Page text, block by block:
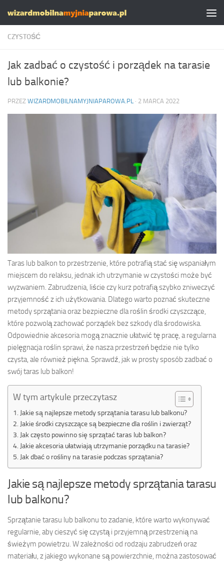
Skip to content
CZYSTOŚĆ
Jak zadbać o czystość i porządek na tarasie
lub balkonie?
PRZEZ WIZARDMOBILNAMYJNIAPAROWA.PL · 2 MARCA 2022
Taras lub balkon to przestrzenie, które potrafią stać się wspaniałym
miejscem do relaksu, jednak ich utrzymanie w czystości może być
wyzwaniem. Zabrudzenia, liście czy kurz potrafią szybko zniweczyć
przyjemność z ich użytkowania. Dlatego warto poznać skuteczne
metody sprzątania oraz bezpieczne dla roślin środki czyszczące,
które pozwolą zachować porządek bez szkody dla środowiska.
Odpowiednie akcesoria mogą znacznie ułatwić tę pracę, a regularna
pielęgnacja roślin sprawi, że nasza przestrzeń będzie nie tylko
czysta, ale również piękna. Sprawdź, jak w prosty sposób zadbać o
swój taras lub balkon!
W tym artykule przeczytasz
Jakie są najlepsze metody sprzątania tarasu lub balkonu?
Jakie środki czyszczące są bezpieczne dla roślin i zwierząt?
Jak często powinno się sprzątać taras lub balkon?
Jakie akcesoria ułatwiają utrzymanie porządku na tarasie?
Jak dbać o rośliny na tarasie podczas sprzątania?
Jakie są najlepsze metody sprzątania tarasu
lub balkonu?
Sprzątanie tarasu lub balkonu to zadanie, które warto wykonywać
regularnie, aby cieszyć się czystą i przyjemną przestrzenią na
świeżym powietrzu. W zależności od rodzaju zabrudzeń oraz
materiału, z jakiego wykonane są powierzchnie, można zastosować